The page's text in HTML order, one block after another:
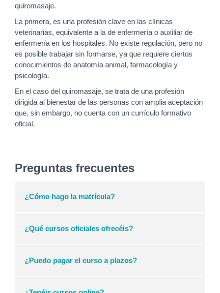
quiromasaje.
La primera, es una profesión clave en las clínicas
veterinarias, equivalente a la de enfermería o auxiliar de
enfermería en los hospitales. No existe regulación, pero no
es posible trabajar sin formarse, ya que requiere ciertos
conocimientos de anatomía animal, farmacología y
psicología.
En el caso del quiromasaje, se trata de una profesión
dirigida al bienestar de las personas con amplia aceptación
que, sin embargo, no cuenta con un currículo formativo
oficial.
Preguntas frecuentes
¿Cómo hago la matrícula?
¿Qué cursos oficiales ofrecéis?
¿Puedo pagar el curso a plazos?